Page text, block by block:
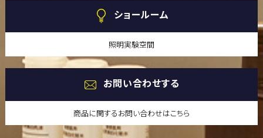
ショールーム
照明実験空間
お問い合わせする
商品に関するお問い合わせはこちら